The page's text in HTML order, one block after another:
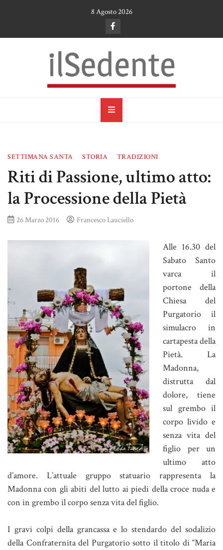
8 Agosto 2026
il Sedente
SETTIMANA SANTA STORIA TRADIZIONI
Riti di Passione, ultimo atto:
la Processione della Pietà
26 Marzo 2016 Francesco Lauciello
Alle 16.30 del
Sabato Santo
varca il
portone della
Chiesa del
Purgatorio il
simulacro in
cartapesta della
Pietà. La
Madonna,
distrutta dal
dolore, tiene
sul grembo il
corpo livido e
senza vita del
figlio per un
ultimo atto
d’amore. L’attuale gruppo statuario rappresenta la
Madonna con gli abiti del lutto ai piedi della croce nuda e
con in grembo il corpo senza vita del figlio.
I gravi colpi della grancassa e lo stendardo del sodalizio
della Confraternita del Purgatorio sotto il titolo di “Maria